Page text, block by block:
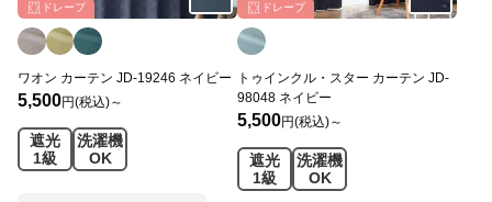
ドレープ
ワオン カーテン JD-19246 ネイビー
5,500円(税込)～
遮光
1級
洗濯機
OK
ドレープ
トゥインクル・スター カーテン JD-
98048 ネイビー
5,500円(税込)～
遮光
1級
洗濯機
OK